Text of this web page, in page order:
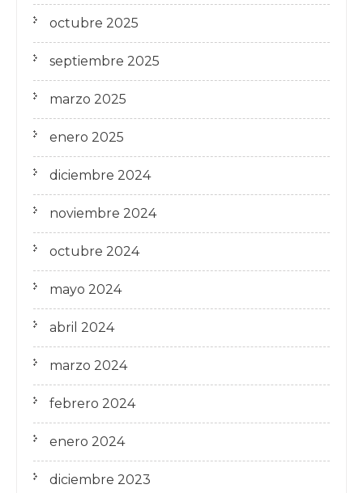
octubre 2025
septiembre 2025
marzo 2025
enero 2025
diciembre 2024
noviembre 2024
octubre 2024
mayo 2024
abril 2024
marzo 2024
febrero 2024
enero 2024
diciembre 2023